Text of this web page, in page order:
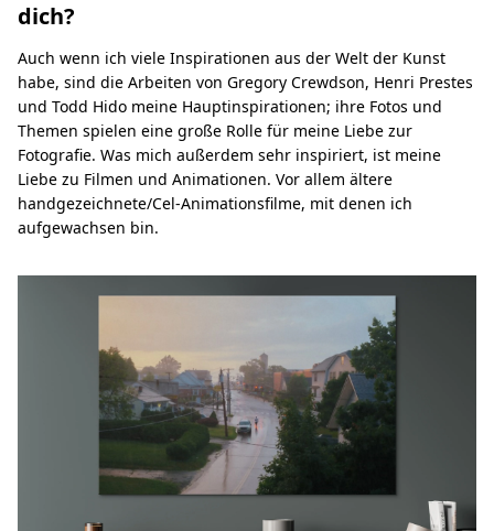
dich?
Auch wenn ich viele Inspirationen aus der Welt der Kunst
habe, sind die Arbeiten von Gregory Crewdson, Henri Prestes
und Todd Hido meine Hauptinspirationen; ihre Fotos und
Themen spielen eine große Rolle für meine Liebe zur
Fotografie. Was mich außerdem sehr inspiriert, ist meine
Liebe zu Filmen und Animationen. Vor allem ältere
handgezeichnete/Cel-Animationsfilme, mit denen ich
aufgewachsen bin.